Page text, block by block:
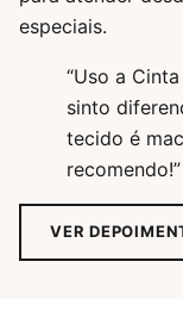
especiais.
“Uso a
sinto
tecido é
VER